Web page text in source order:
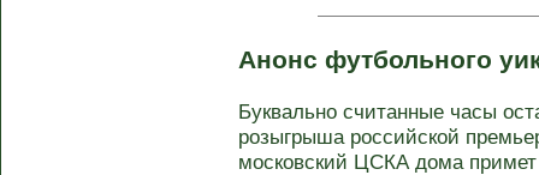
Анонс футбольного
Буквально считанные часы
розыгрыша российской
московский ЦСКА дома